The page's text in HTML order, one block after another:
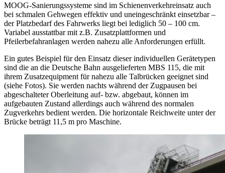
MOOG-Sanierungssysteme sind im Schienenverkehreinsatz auch
bei schmalen Gehwegen effektiv und uneingeschränkt einsetzbar –
der Platzbedarf des Fahrwerks liegt bei lediglich 50 – 100 cm.
Variabel ausstattbar mit z.B. Zusatzplattformen und
Pfeilerbefahranlagen werden nahezu alle Anforderungen erfüllt.
Ein gutes Beispiel für den Einsatz dieser individuellen Gerätetypen
sind die an die Deutsche Bahn ausgelieferten MBS 115, die mit
ihrem Zusatzequipment für nahezu alle Talbrücken geeignet sind
(siehe Fotos). Sie werden nachts während der Zugpausen bei
abgeschalteter Oberleitung auf- bzw. abgebaut, können im
aufgebauten Zustand allerdings auch während des normalen
Zugverkehrs bedient werden. Die horizontale Reichweite unter der
Brücke beträgt 11,5 m pro Maschine.